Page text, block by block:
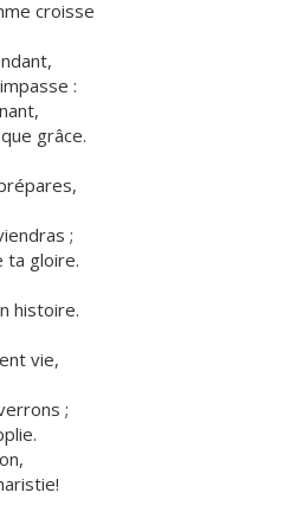
croisse
:
grâce.
;
ta gloire.
histoire.
vie,
;